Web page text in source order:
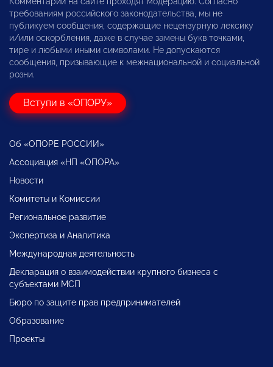
требованиям российского законодательства, мы не
публикуем сообщения, содержащие нецензурную лексику
и/или оскорбления, даже в случае замены букв точками,
тире и любыми иными символами. Не допускаются
сообщения, призывающие к межнациональной и социальной
розни.
Вступи в «ОПОРУ»
Об «ОПОРЕ РОССИИ»
Ассоциация «НП «ОПОРА»
Новости
Комитеты и Комиссии
Региональное развитие
Экспертиза и Аналитика
Международная деятельность
Декларация о взаимодействии крупного бизнеса с
субъектами МСП
Бюро по защите прав предпринимателей
Образование
Проекты